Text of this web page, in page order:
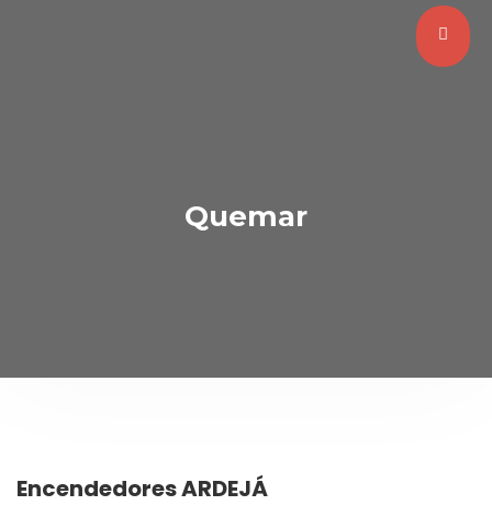
Quemar
Encendedores ARDEJÁ